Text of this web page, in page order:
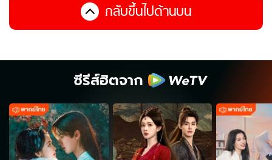
กลับขึ้นไปด้านบน
ซีรีส์ฮิตจาก